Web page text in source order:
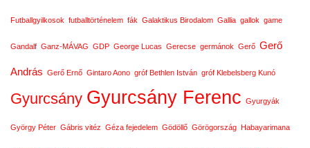
Futballgyilkosok futballtörténelem fák Galaktikus Birodalom Gallia gallok game
Gandalf Ganz-MÁVAG GDP George Lucas Gerecse germánok Gerő Gerő
András Gerő Ernő Gintaro Aono gróf Bethlen István gróf Klebelsberg Kunó
Gyurcsány Gyurcsány Ferenc Gyurgyák
György Péter Gábris vitéz Géza fejedelem Gödöllő Görögország Habayarimana